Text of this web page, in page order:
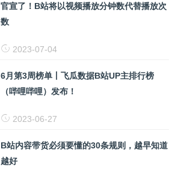
官宣了！B站将以视频播放分钟数代替播放次
数
2023-07-04
6月第3周榜单丨飞瓜数据B站UP主排行榜
（哔哩哔哩）发布！
2023-06-27
B站内容带货必须要懂的30条规则，越早知道
越好